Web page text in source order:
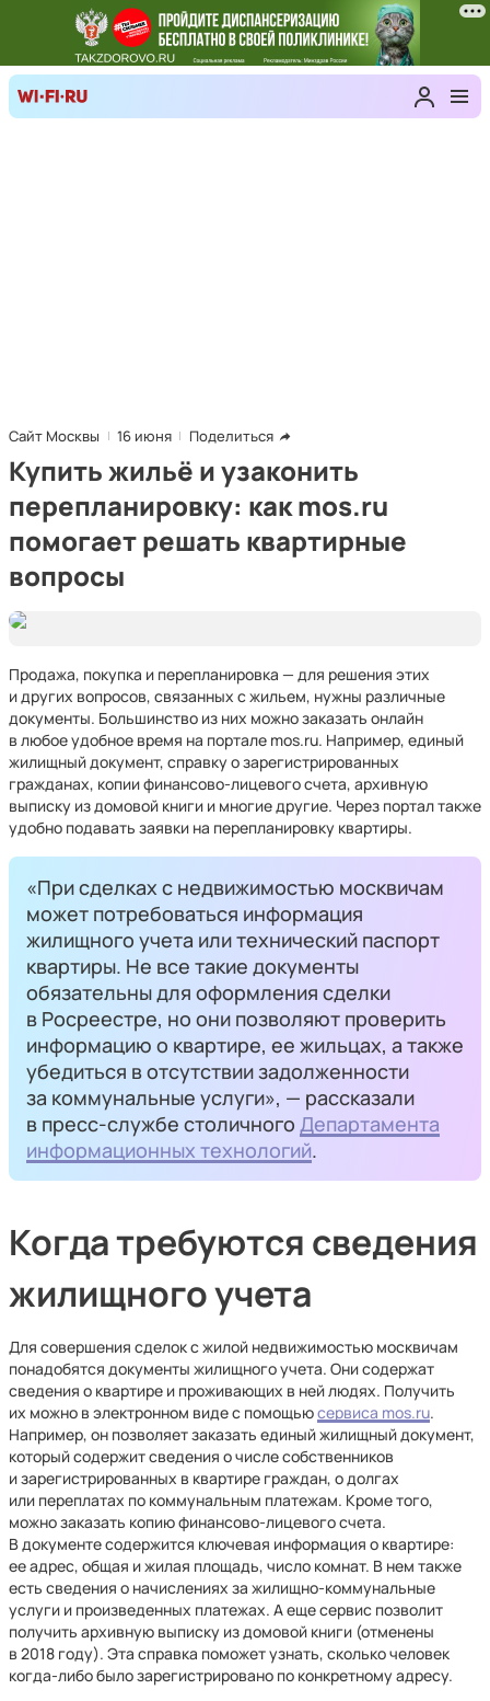
Сайт Москвы 16 июня Поделиться
Купить жильё и узаконить
перепланировку: как mos.ru
помогает решать квартирные
вопросы
Продажа, покупка и перепланировка — для решения этих
и других вопросов, связанных с жильем, нужны различные
документы. Большинство из них можно заказать онлайн
в любое удобное время на портале mos.ru. Например, единый
жилищный документ, справку о зарегистрированных
гражданах, копии финансово-лицевого счета, архивную
выписку из домовой книги и многие другие. Через портал также
удобно подавать заявки на перепланировку квартиры.
«При сделках с недвижимостью москвичам
может потребоваться информация
жилищного учета или технический паспорт
квартиры. Не все такие документы
обязательны для оформления сделки
в Росреестре, но они позволяют проверить
информацию о квартире, ее жильцах, а также
убедиться в отсутствии задолженности
за коммунальные услуги», — рассказали
в пресс-службе столичного Департамента
информационных технологий.
Когда требуются сведения
жилищного учета
Для совершения сделок с жилой недвижимостью москвичам
понадобятся документы жилищного учета. Они содержат
сведения о квартире и проживающих в ней людях. Получить
их можно в электронном виде с помощьюсервиса mos.ru.
Например, он позволяет заказать единый жилищный документ,
который содержит сведения о числе собственников
и зарегистрированных в квартире граждан, о долгах
или переплатах по коммунальным платежам. Кроме того,
можно заказать копию финансово-лицевого счета.
В документе содержится ключевая информация о квартире:
ее адрес, общая и жилая площадь, число комнат. В нем также
есть сведения о начислениях за жилищно-коммунальные
услуги и произведенных платежах. А еще сервис позволит
получить архивную выписку из домовой книги (отменены
в 2018 году). Эта справка поможет узнать, сколько человек
когда-либо было зарегистрировано по конкретному адресу.